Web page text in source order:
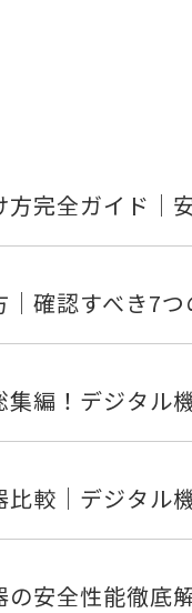
完全ガイド｜
確認すべき7
編！デジタル
較｜デジタル
安全性能徹底